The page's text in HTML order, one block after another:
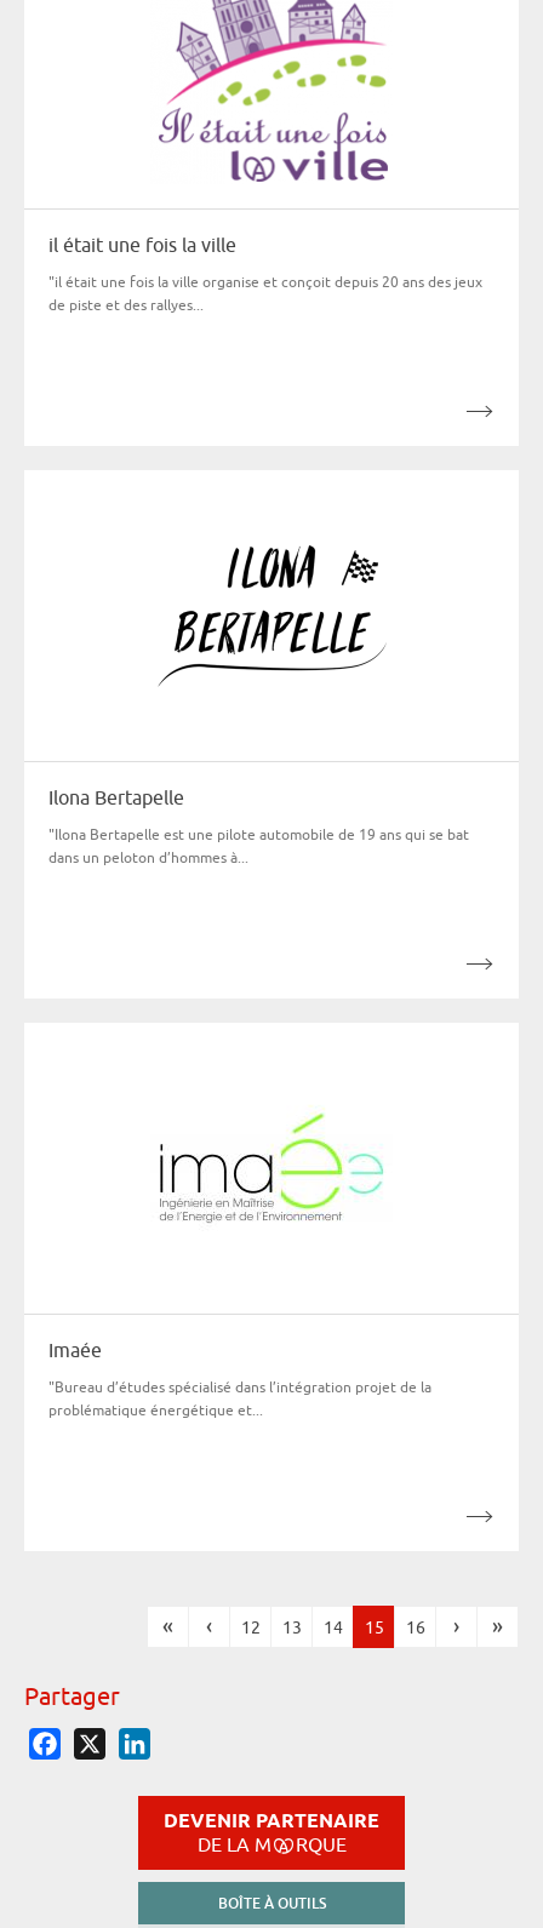
il était une fois la ville
"il était une fois la ville organise et conçoit depuis 20 ans des jeux
de piste et des rallyes...
Ilona Bertapelle
"Ilona Bertapelle est une pilote automobile de 19 ans qui se bat
dans un peloton d’hommes à...
Imaée
"Bureau d’études spécialisé dans l’intégration projet de la
problématique énergétique et...
« ‹ 12 13 14 15 16 › »
Partager
Facebook
DEVENIR PARTENAIRE
DE LA M RQUE
BOÎTE À OUTILS